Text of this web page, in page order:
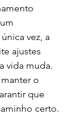
vez, a
ajustes
vida muda.
o
que
certo.